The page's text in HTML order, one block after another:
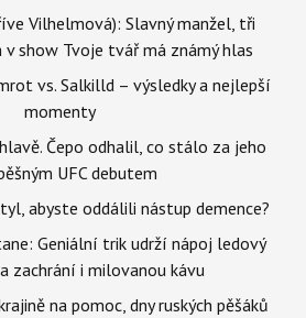
Vilhelmová): Slavný manžel, tři
v show Tvoje tvář má známý hlas
vs. Salkilld – výsledky a nejlepší
momenty
Čepo odhalil, co stálo za jeho
UFC debutem
abyste oddálili nástup demence?
Geniální trik udrží nápoj ledový
zachrání i milovanou kávu
na pomoc, dny ruských pěšáků